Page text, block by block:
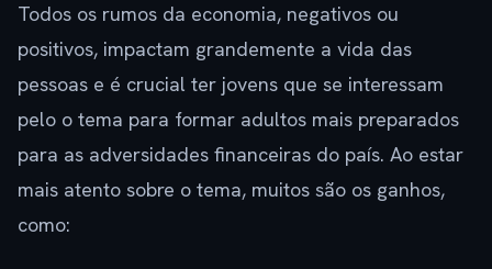
Todos os rumos da economia, negativos ou
positivos, impactam grandemente a vida das
pessoas e é crucial ter jovens que se interessam
pelo o tema para formar adultos mais preparados
para as adversidades financeiras do país. Ao estar
mais atento sobre o tema, muitos são os ganhos,
como: